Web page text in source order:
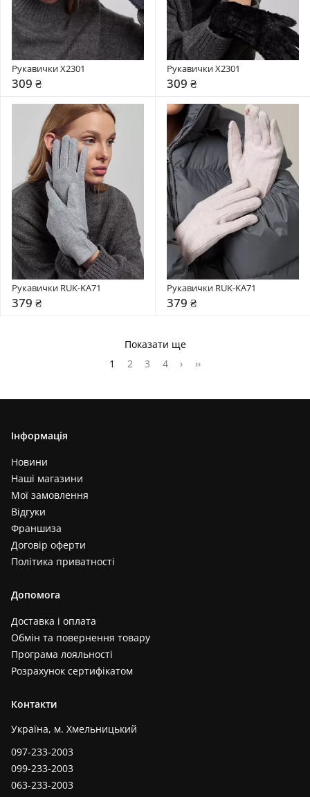
Рукавички X2301
309 ₴
Рукавички X2301
309 ₴
Рукавички RUK-KA71
379 ₴
Рукавички RUK-KA71
379 ₴
Показати ще
1
2 3 4 › ››
Інформація
Новини
Наші магазини
Мої замовлення
Відгуки
Франшиза
Договір оферти
Політика приватності
Допомога
Доставка і оплата
Обмін та повернення товару
Програма лояльності
Розрахунок сертифікатом
Контакти
Україна, м. Хмельницький
097-233-2003
099-233-2003
063-233-2003